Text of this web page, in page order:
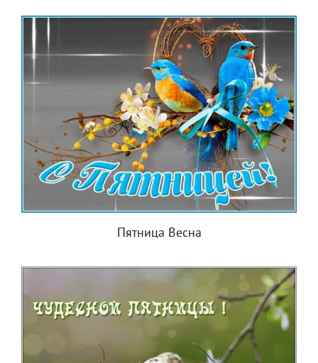
Пятница Весна